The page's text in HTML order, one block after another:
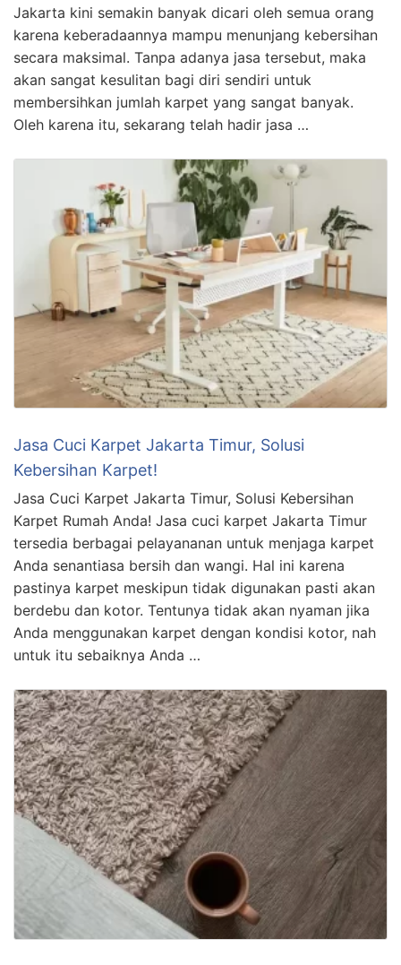
Jakarta kini semakin banyak dicari oleh semua orang
karena keberadaannya mampu menunjang kebersihan
secara maksimal. Tanpa adanya jasa tersebut, maka
akan sangat kesulitan bagi diri sendiri untuk
membersihkan jumlah karpet yang sangat banyak.
Oleh karena itu, sekarang telah hadir jasa …
Jasa Cuci Karpet Jakarta Timur, Solusi
Kebersihan Karpet!
Jasa Cuci Karpet Jakarta Timur, Solusi Kebersihan
Karpet Rumah Anda! Jasa cuci karpet Jakarta Timur
tersedia berbagai pelayananan untuk menjaga karpet
Anda senantiasa bersih dan wangi. Hal ini karena
pastinya karpet meskipun tidak digunakan pasti akan
berdebu dan kotor. Tentunya tidak akan nyaman jika
Anda menggunakan karpet dengan kondisi kotor, nah
untuk itu sebaiknya Anda …